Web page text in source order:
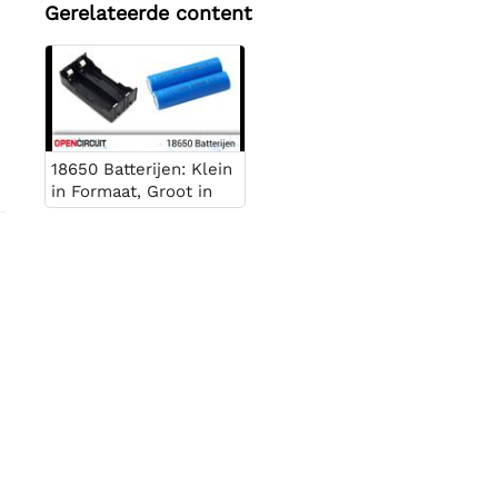
Gerelateerde content
18650 Batterijen: Klein
in Formaat, Groot in
Prestatie